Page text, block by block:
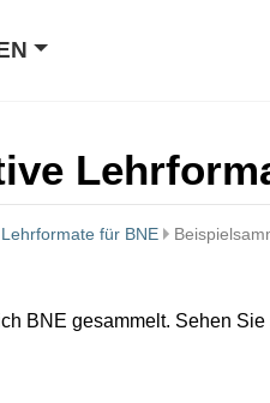
für BNE
BNE gesammelt. Sehen